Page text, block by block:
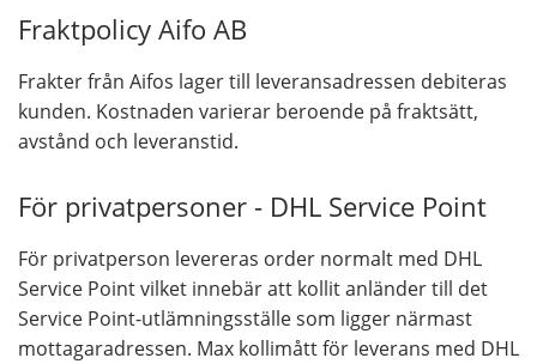
Fraktpolicy Aifo AB
Frakter från Aifos lager till leveransadressen debiteras
kunden. Kostnaden varierar beroende på fraktsätt,
avstånd och leveranstid.
För privatpersoner - DHL Service Point
För privatperson levereras order normalt med DHL
Service Point vilket innebär att kollit anländer till det
Service Point-utlämningsställe som ligger närmast
mottagaradressen. Max kollimått för leverans med DHL